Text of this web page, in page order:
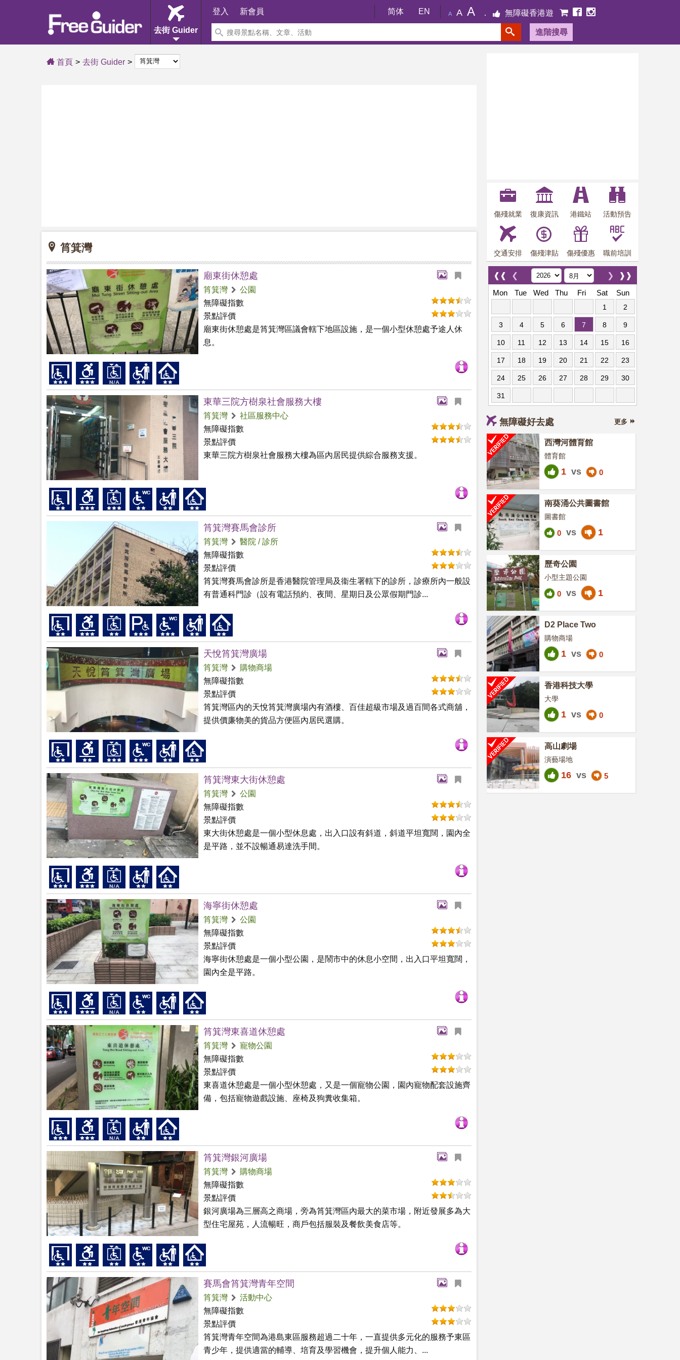
去街 Guider
登入 新會員 简体 EN A A A 無障礙香港遊
進階搜尋
首頁 去街 Guider
筲箕灣
廟東街休憩處
筲箕灣
公園
無障礙指數
景點評價
廟東街休憩處是筲箕灣區議會轄下地區設施，是一個小型休憩處予途人休
息。
東華三院方樹泉社會服務大樓
筲箕灣
社區服務中心
無障礙指數
景點評價
東華三院方樹泉社會服務大樓為區內居民提供綜合服務支援。
筲箕灣賽馬會診所
筲箕灣
醫院 / 診所
無障礙指數
景點評價
筲箕灣賽馬會診所是香港醫院管理局及衞生署轄下的診所，診療所內一般設
有普通科門診（設有電話預約、夜間、星期日及公眾假期門診...
天悅筲箕灣廣場
筲箕灣
購物商場
無障礙指數
景點評價
筲箕灣區內的天悅筲箕灣廣場內有酒樓、百佳超級市場及過百間各式商舖，
提供價廉物美的貨品方便區內居民選購。
筲箕灣東大街休憩處
筲箕灣
公園
無障礙指數
景點評價
東大街休憩處是一個小型休息處，出入口設有斜道，斜道平坦寬闊，園內全
是平路，並不設暢通易達洗手間。
海寧街休憩處
筲箕灣
公園
無障礙指數
景點評價
海寧街休憩處是一個小型公園，是鬧市中的休息小空間，出入口平坦寬闊，
園內全是平路。
筲箕灣東喜道休憩處
筲箕灣
寵物公園
無障礙指數
景點評價
東喜道休憩處是一個小型休憩處，又是一個寵物公園，園內寵物配套設施齊
備，包括寵物遊戲設施、座椅及狗糞收集箱。
筲箕灣銀河廣場
筲箕灣
購物商場
無障礙指數
景點評價
銀河廣場為三層高之商場，旁為筲箕灣區內最大的菜市場，附近發展多為大
型住宅屋苑，人流暢旺，商戶包括服裝及餐飲美食店等。
賽馬會筲箕灣青年空間
筲箕灣
活動中心
無障礙指數
景點評價
筲箕灣青年空間為港島東區服務超過二十年，一直提供多元化的服務予東區
青少年，提供適當的輔導、培育及學習機會，提升個人能力、...
傷殘就業 復康資訊 港鐵站 活動預告
交通安排 傷殘津貼 傷殘優惠 職前培訓
❰❰ ❮ ❱❱
❯
Mon
Tue Wed Thu Fri Sat Sun
1 2
3 4 5 6 7 8 9
10 11 12 13 14 15 16
17 18 19 20 21 22 23
24 25 26 27 28 29 30
31
無障礙好去處 更多
西灣河體育館
體育館
1 vs 0
南葵涌公共圖書館
圖書館
0 vs 1
歷奇公園
小型主題公園
0 vs 1
D2 Place Two
購物商場
1 vs 0
香港科技大學
大學
1 vs 0
高山劇場
演藝場地
16 vs 5